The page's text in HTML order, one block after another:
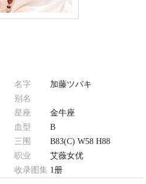
名字
加藤ツバキ
别名
夏樹カオル 佐藤有紀 江藤翼 加藤
椿
星座
金牛座
血型
B
三围
B83(C) W58 H88
职业
艾薇女优
收录图集 1册